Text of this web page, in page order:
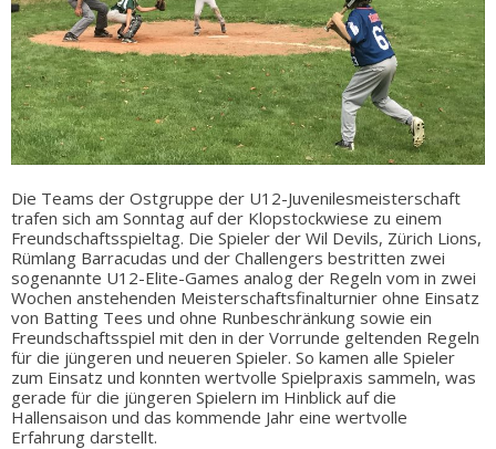
Die Teams der Ostgruppe der U12-Juvenilesmeisterschaft
trafen sich am Sonntag auf der Klopstockwiese zu einem
Freundschaftsspieltag. Die Spieler der Wil Devils, Zürich Lions,
Rümlang Barracudas und der Challengers bestritten zwei
sogenannte U12-Elite-Games analog der Regeln vom in zwei
Wochen anstehenden Meisterschaftsfinalturnier ohne Einsatz
von Batting Tees und ohne Runbeschränkung sowie ein
Freundschaftsspiel mit den in der Vorrunde geltenden Regeln
für die jüngeren und neueren Spieler. So kamen alle Spieler
zum Einsatz und konnten wertvolle Spielpraxis sammeln, was
gerade für die jüngeren Spielern im Hinblick auf die
Hallensaison und das kommende Jahr eine wertvolle
Erfahrung darstellt.